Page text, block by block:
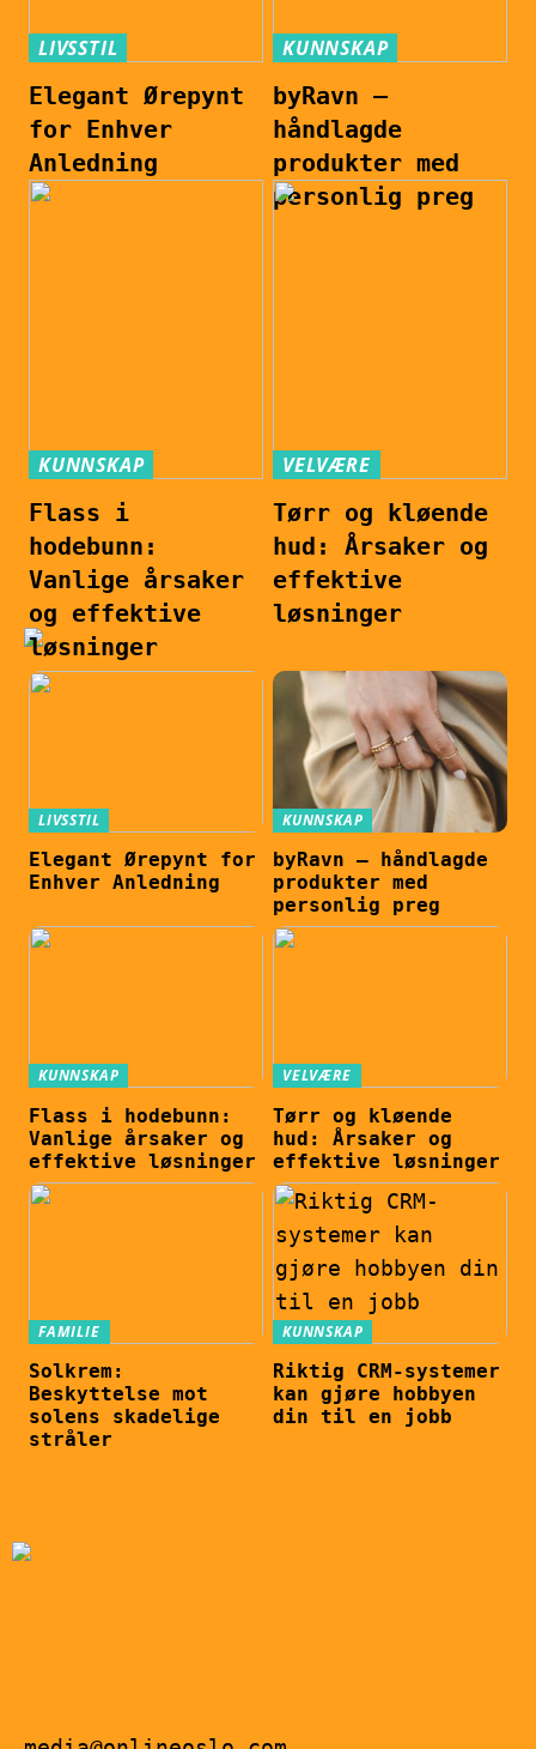
LIVSSTIL
Elegant Ørepynt
for Enhver
Anledning
KUNNSKAP
byRavn –
håndlagde
produkter med
personlig preg
KUNNSKAP
Flass i
hodebunn:
Vanlige årsaker
og effektive
løsninger
VELVÆRE
Tørr og kløende
hud: Årsaker og
effektive
løsninger
LIVSSTIL
Elegant Ørepynt for
Enhver Anledning
KUNNSKAP
byRavn – håndlagde
produkter med
personlig preg
KUNNSKAP
Flass i hodebunn:
Vanlige årsaker og
effektive løsninger
VELVÆRE
Tørr og kløende
hud: Årsaker og
effektive løsninger
FAMILIE
Solkrem:
Beskyttelse mot
solens skadelige
stråler
KUNNSKAP
Riktig CRM-systemer
kan gjøre hobbyen
din til en jobb